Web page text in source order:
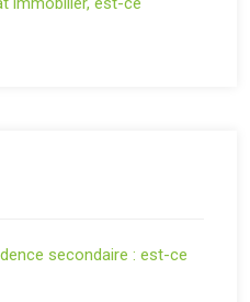
secondaire : est-ce